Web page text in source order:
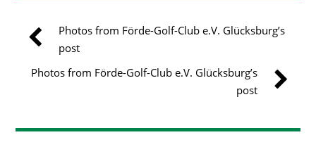
Photos from Förde-Golf-Club e.V. Glücksburg’s
post
Photos from Förde-Golf-Club e.V. Glücksburg’s
post